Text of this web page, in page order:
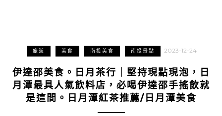
旅遊 美食 南投美食 南投景點 2023-12-24
伊達邵美食。日月茶行｜堅持現點現泡，日
月潭最具人氣飲料店，必喝伊達邵手搖飲就
是這間。日月潭紅茶推薦/日月潭美食